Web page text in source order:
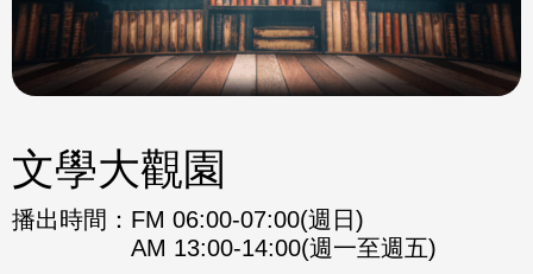
文學大觀園
播出時間： FM 06:00-07:00(週日)
AM 13:00-14:00(週一至週五)